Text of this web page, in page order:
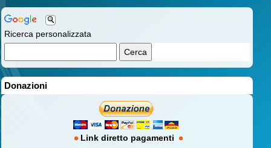
Ricerca personalizzata
Donazioni
Link diretto pagamenti